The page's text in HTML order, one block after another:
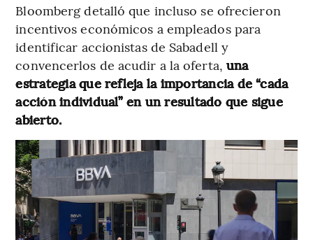
Bloomberg detalló que incluso se ofrecieron
incentivos económicos a empleados para
identificar accionistas de Sabadell y
convencerlos de acudir a la oferta, una
estrategia que refleja la importancia de “cada
acción individual” en un resultado que sigue
abierto.